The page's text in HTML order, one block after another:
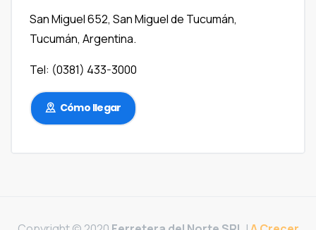
San Miguel 652, San Miguel de Tucumán,
Tucumán, Argentina.
Tel: (0381) 433-3000
Cómo llegar